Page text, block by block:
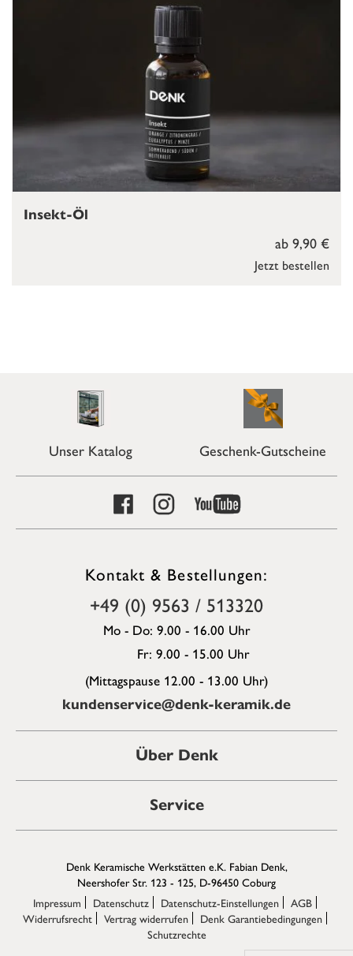
Jetzt bestellen
ab 9,90 €
Insekt-Öl
Unser Katalog Geschenk-Gutscheine
Kontakt & Bestellungen:
+49 (0) 9563 / 513320
Mo - Do: 9.00 - 16.00 Uhr
Fr: 9.00 - 15.00 Uhr
(Mittagspause 12.00 - 13.00 Uhr)
kundenservice@denk-keramik.de
Über Denk
Service
Denk Keramische Werkstätten e.K. Fabian Denk,
Neershofer Str. 123 - 125, D-96450 Coburg
Impressum
Datenschutz Datenschutz-Einstellungen
AGB
Widerrufsrecht
Vertrag widerrufen
Denk Garantiebedingungen
Schutzrechte